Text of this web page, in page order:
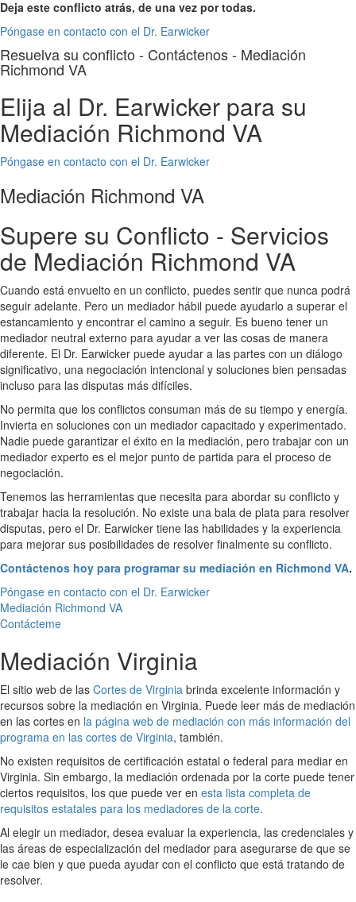
Deja este conflicto atrás, de una vez por todas.
Póngase en contacto con el Dr. Earwicker
Resuelva su conflicto - Contáctenos - Mediación
Richmond VA
Elija al Dr. Earwicker para su
Mediación Richmond VA
Póngase en contacto con el Dr. Earwicker
Mediación Richmond VA
Supere su Conflicto - Servicios
de Mediación Richmond VA
Cuando está envuelto en un conflicto, puedes sentir que nunca podrá
seguir adelante. Pero un mediador hábil puede ayudarlo a superar el
estancamiento y encontrar el camino a seguir. Es bueno tener un
mediador neutral externo para ayudar a ver las cosas de manera
diferente. El Dr. Earwicker puede ayudar a las partes con un diálogo
significativo, una negociación intencional y soluciones bien pensadas
incluso para las disputas más difíciles.
No permita que los conflictos consuman más de su tiempo y energía.
Invierta en soluciones con un mediador capacitado y experimentado.
Nadie puede garantizar el éxito en la mediación, pero trabajar con un
mediador experto es el mejor punto de partida para el proceso de
negociación.
Tenemos las herramientas que necesita para abordar su conflicto y
trabajar hacia la resolución. No existe una bala de plata para resolver
disputas, pero el Dr. Earwicker tiene las habilidades y la experiencia
para mejorar sus posibilidades de resolver finalmente su conflicto.
Contáctenos hoy para programar su mediación en Richmond VA.
Póngase en contacto con el Dr. Earwicker
Mediación Richmond VA
Contácteme
Mediación Virginia
El sitio web de las Cortes de Virginia brinda excelente información y
recursos sobre la mediación en Virginia. Puede leer más de mediación
en las cortes en la página web de mediación con más información del
programa en las cortes de Virginia, también.
No existen requisitos de certificación estatal o federal para mediar en
Virginia. Sin embargo, la mediación ordenada por la corte puede tener
ciertos requisitos, los que puede ver en esta lista completa de
requisitos estatales para los mediadores de la corte.
Al elegir un mediador, desea evaluar la experiencia, las credenciales y
las áreas de especialización del mediador para asegurarse de que se
le cae bien y que pueda ayudar con el conflicto que está tratando de
resolver.